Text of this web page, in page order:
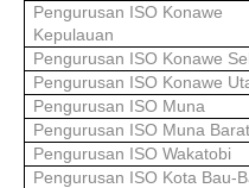
Pengurusan ISO Konawe
Kepulauan
Pengurusan ISO Konawe
Pengurusan ISO Konawe
Pengurusan ISO Muna
Pengurusan ISO Muna Barat
Pengurusan ISO Wakatobi
Pengurusan ISO Kota Bau-